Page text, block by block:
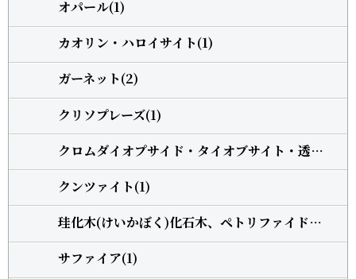
オパール(1)
カオリン・ハロイサイト(1)
ガーネット(2)
クリソプレーズ(1)
クロムダイオプサイド・タイオブサイト・透輝石(1)
クンツァイト(1)
珪化木(けいかぼく)化石木、ペトリファイドウッド(1)
サファイア(1)